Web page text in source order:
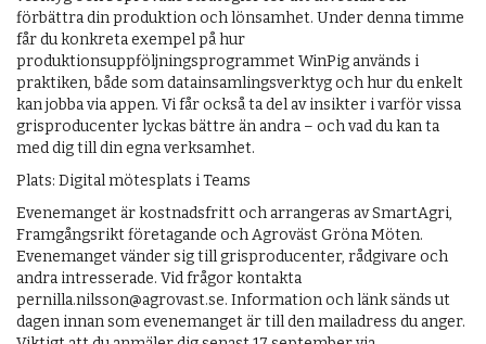
förbättra din produktion och lönsamhet. Under denna timme
får du konkreta exempel på hur
produktionsuppföljningsprogrammet WinPig används i
praktiken, både som datainsamlingsverktyg och hur du enkelt
kan jobba via appen. Vi får också ta del av insikter i varför vissa
grisproducenter lyckas bättre än andra – och vad du kan ta
med dig till din egna verksamhet.
Plats: Digital mötesplats i Teams
Evenemanget är kostnadsfritt och arrangeras av SmartAgri,
Framgångsrikt företagande och Agroväst Gröna Möten.
Evenemanget vänder sig till grisproducenter, rådgivare och
andra intresserade. Vid frågor kontakta
pernilla.nilsson@agrovast.se. Information och länk sänds ut
dagen innan som evenemanget är till den mailadress du anger.